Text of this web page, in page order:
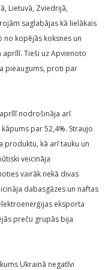
Lietuvā, Zviedrijā,
saglabājas kā lielākais
no kopējās koksnes un
Tieši uz Apvienoto
pieaugums, proti par
nodrošināja arī
par 52,4%. Straujo
produktu, kā arī tauku un
veicināja
vairāk nekā divas
dabasgāzes un naftas
eksporta
preču grupās bija
Ukrainā negatīvi